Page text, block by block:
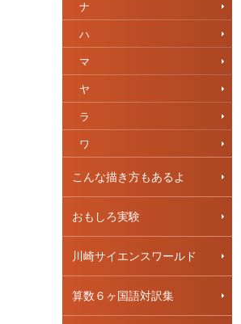
ナ
ハ
マ
ヤ
ラ
ワ
こんな描き方もあるよ
おもしろ実験
川崎サイエンスワールド
算数６ヶ国語対訳集